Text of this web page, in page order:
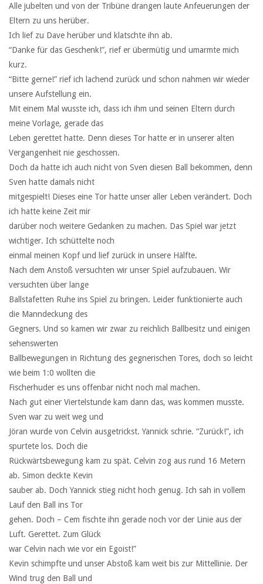
Alle jubelten und von der Tribüne drangen laute Anfeuerungen der
Eltern zu uns herüber.
Ich lief zu Dave herüber und klatschte ihn ab.
“Danke für das Geschenk!”, rief er übermütig und umarmte mich
kurz.
“Bitte gerne!” rief ich lachend zurück und schon nahmen wir wieder
unsere Aufstellung ein.
Mit einem Mal wusste ich, dass ich ihm und seinen Eltern durch
meine Vorlage, gerade das
Leben gerettet hatte. Denn dieses Tor hatte er in unserer alten
Vergangenheit nie geschossen.
Doch da hatte ich auch nicht von Sven diesen Ball bekommen, denn
Sven hatte damals nicht
mitgespielt! Dieses eine Tor hatte unser aller Leben verändert. Doch
ich hatte keine Zeit mir
darüber noch weitere Gedanken zu machen. Das Spiel war jetzt
wichtiger. Ich schüttelte noch
einmal meinen Kopf und lief zurück in unsere Hälfte.
Nach dem Anstoß versuchten wir unser Spiel aufzubauen. Wir
versuchten über lange
Ballstafetten Ruhe ins Spiel zu bringen. Leider funktionierte auch
die Manndeckung des
Gegners. Und so kamen wir zwar zu reichlich Ballbesitz und einigen
sehenswerten
Ballbewegungen in Richtung des gegnerischen Tores, doch so leicht
wie beim 1:0 wollten die
Fischerhuder es uns offenbar nicht noch mal machen.
Nach gut einer Viertelstunde kam dann das, was kommen musste.
Sven war zu weit weg und
Jöran wurde von Celvin ausgetrickst. Yannick schrie. “Zurück!”, ich
spurtete los. Doch die
Rückwärtsbewegung kam zu spät. Celvin zog aus rund 16 Metern
ab. Simon deckte Kevin
sauber ab. Doch Yannick stieg nicht hoch genug. Ich sah in vollem
Lauf den Ball ins Tor
gehen. Doch – Cem fischte ihn gerade noch vor der Linie aus der
Luft. Gerettet. Zum Glück
war Celvin nach wie vor ein Egoist!”
Kevin schimpfte und unser Abstoß kam weit bis zur Mittellinie. Der
Wind trug den Ball und